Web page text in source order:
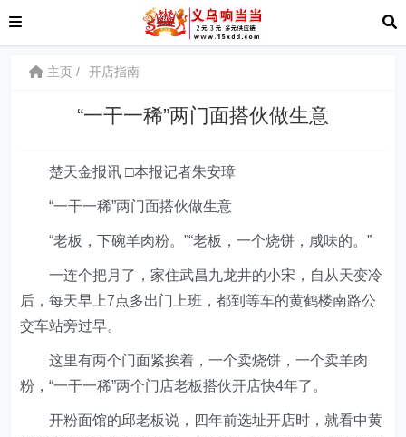
主页 开店指南
“一干一稀”两门面搭伙做生意
楚天金报讯 □本报记者朱安璋
“一干一稀”两门面搭伙做生意
“老板，下碗羊肉粉。”“老板，一个烧饼，咸味的。”
一连个把月了，家住武昌九龙井的小宋，自从天变冷
后，每天早上7点多出门上班，都到等车的黄鹤楼南路公
交车站旁过早。
这里有两个门面紧挨着，一个卖烧饼，一个卖羊肉
粉，“一干一稀”两个门店老板搭伙开店快4年了。
开粉面馆的邱老板说，四年前选址开店时，就看中黄